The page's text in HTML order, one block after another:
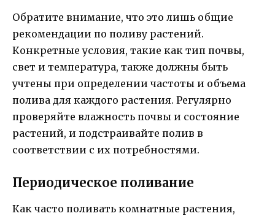
Обратите внимание, что это лишь общие
рекомендации по поливу растений.
Конкретные условия, такие как тип почвы,
свет и температура, также должны быть
учтены при определении частоты и объема
полива для каждого растения. Регулярно
проверяйте влажность почвы и состояние
растений, и подстраивайте полив в
соответствии с их потребностями.
Периодическое поливание
Как часто поливать комнатные растения,